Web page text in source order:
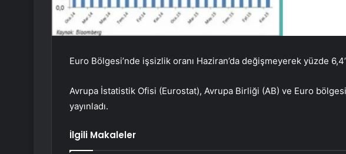
Euro Bölgesi’nde işsizlik oranı Haziran’da değişmeyerek yüzde
Avrupa İstatistik Ofisi (Eurostat), Avrupa Birliği (AB) ve Euro
yayınladı.
İlgili Makaleler